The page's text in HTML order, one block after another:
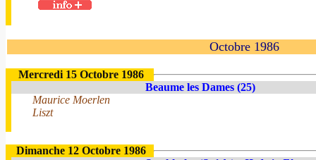
Octobre 1986
Mercredi 15 Octobre 1986
Beaume les Dames (25)
Maurice Moerlen
Liszt
Dimanche 12 Octobre 1986